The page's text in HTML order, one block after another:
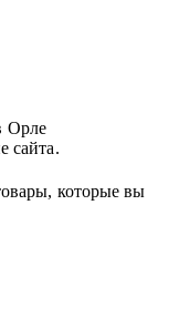
Орле
сайта.
которые вы